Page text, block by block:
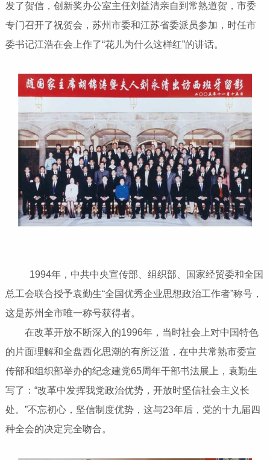
发了贺信，创新奖办公室主任刘益清亲自到常熟道贺，市委
专门召开了祝贺会，苏州市委和江苏省委派员参加，时任市
委书记江浩在会上作了“花儿为什么这样红”的讲话。
1994年，中共中央宣传部、组织部、国家经贸委和全国
总工会联合授予袁勤生“全国优秀企业思想政治工作者”称号，
这是苏州全市唯一称号获得者。
在改革开放不断深入的1996年，当时社会上对中国特色
的片面理解和全盘西化思潮的有所泛滥，在中共常熟市委宣
传部和组织部举办的纪念建党65周年干部书法展上，袁勤生
写了：“改革中发挥我党政治优势，开放时坚信社会主义长
处。”不忘初心，坚信制度优势，这与23年后，党的十九届四
种全会的决定完全吻合。